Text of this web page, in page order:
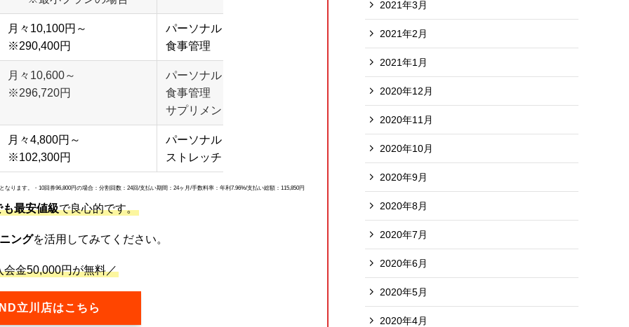
月々10,100円～
※290,400円
パーソナルトレーニング
食事管理
初心者の方向け
月々10,600～
※296,720円
パーソナルトレーニング
食事管理
サプリメント
目標がある方向け
月々4,800円～
※102,300円
パーソナルトレーニング
ストレッチ
ります。・10回券96,800円の場合：分割回数：24回/支払い期間：24ヶ月/手数料率：年利7.96%/支払い総額：115,850円
最安値級で良心的です。
ングを活用してみてください。
会金50,000円が無料／
立川店はこちら
2021年3月
2021年2月
2021年1月
2020年12月
2020年11月
2020年10月
2020年9月
2020年8月
2020年7月
2020年6月
2020年5月
2020年4月